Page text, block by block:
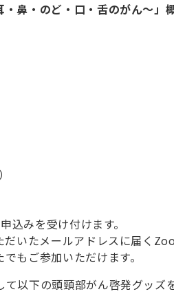
鼻・のど・口・舌のがん〜」
込みを受け付けます。
だいたメールアドレスに届く
でもご参加いただけます。
て以下の頭頸部がん啓発グッズ